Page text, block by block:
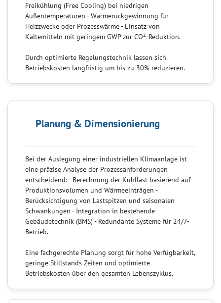
Freikühlung (Free Cooling) bei niedrigen
Außentemperaturen - Wärmerückgewinnung für
Heizzwecke oder Prozesswärme - Einsatz von
Kältemitteln mit geringem GWP zur CO²-Reduktion.
Durch optimierte Regelungstechnik lassen sich
Betriebskosten langfristig um bis zu 30% reduzieren.
Planung & Dimensionierung
Bei der Auslegung einer industriellen Klimaanlage ist
eine präzise Analyse der Prozessanforderungen
entscheidend: - Berechnung der Kühllast basierend auf
Produktionsvolumen und Wärmeeinträgen -
Berücksichtigung von Lastspitzen und saisonalen
Schwankungen - Integration in bestehende
Gebäudetechnik (BMS) - Redundante Systeme für 24/7-
Betrieb.
Eine fachgerechte Planung sorgt für hohe Verfügbarkeit,
geringe Stillstands Zeiten und optimierte
Betriebskosten über den gesamten Lebenszyklus.